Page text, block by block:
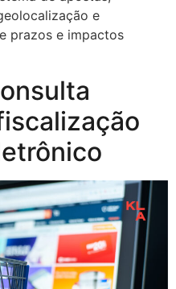
e
prazos e impactos